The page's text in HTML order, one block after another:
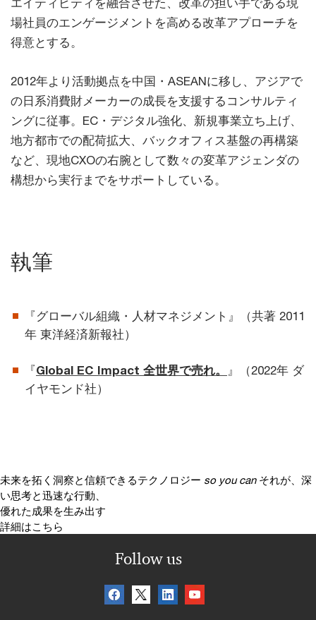
エイティビティを融合させた、改革の担い手である現
場社員のエンゲージメントを高める改革アプローチを
得意とする。
2012年より活動拠点を中国・ASEANに移し、アジアで
の日系消費財メーカーの成長を支援するコンサルティ
ングに従事。EC・デジタル強化、新規事業立ち上げ、
地方都市での配荷拡大、バックオフィス基盤の再構築
など、現地CXOの右腕として数々の変革アジェンダの
構想から実行までをサポートしている。
執筆
『グローバル組織・人材マネジメント』（共著 2011
年 東洋経済新報社）
『Global EC Impact 全世界で売れ。 』（2022年 ダ
イヤモンド社）
未来を拓く洞察と信頼できるテクノロジー so you can それが、深
い思考と迅速な行動、
優れた成果を生み出す
詳細はこちら
Follow us